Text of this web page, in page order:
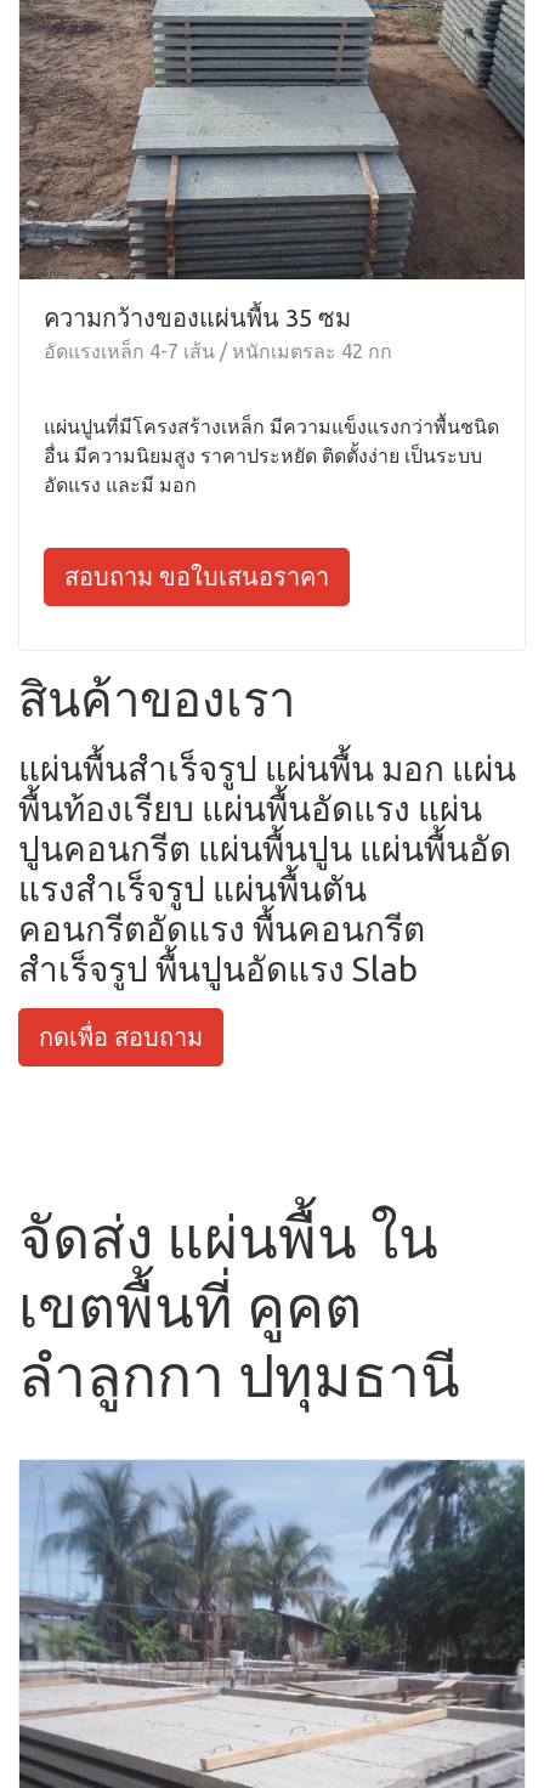
ความกว้างของแผ่นพื้น 35 ซม
อัดแรงเหล็ก 4-7 เส้น / หนักเมตรละ 42 กก
แผ่นปูนที่มีโครงสร้างเหล็ก มีความแข็งแรงกว่าพื้นชนิด
อื่น มีความนิยมสูง ราคาประหยัด ติดตั้งง่าย เป็นระบบ
อัดแรง และมี มอก
สอบถาม ขอใบเสนอราคา
สินค้าของเรา
แผ่นพื้นสำเร็จรูป แผ่นพื้น มอก แผ่น
พื้นท้องเรียบ แผ่นพื้นอัดแรง แผ่น
ปูนคอนกรีต แผ่นพื้นปูน แผ่นพื้นอัด
แรงสำเร็จรูป แผ่นพื้นตัน
คอนกรีตอัดแรง พื้นคอนกรีต
สำเร็จรูป พื้นปูนอัดแรง Slab
กดเพื่อ สอบถาม
จัดส่ง แผ่นพื้น ใน
เขตพื้นที่ คูคต
ลำลูกกา ปทุมธานี